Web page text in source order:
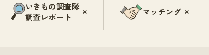
いきもの調査隊
調査レポート
マッチング